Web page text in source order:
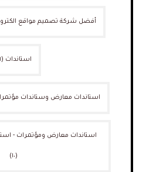
أفضل شركة تصميم مواقع
استاندات (٦)
استاندات معارض وستاندات
استاندات معارض ومؤتمرات -
(١٠)